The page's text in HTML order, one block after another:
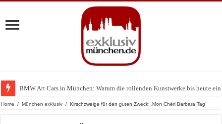
BMW Art Cars in München: Warum die rollenden Kunstwerke bis heute
Home / München exklusiv / Kirschzweige für den guten Zweck: ‚Mon Chéri Barbara Tag‘